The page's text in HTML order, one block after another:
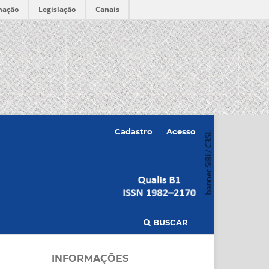
Legislação Canais
BUSCAR
Cadastro Acesso
INFORMAÇÕES